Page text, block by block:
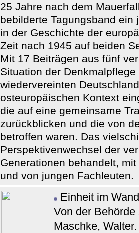
25 Jahre nach dem
bebilderte Tagungsband ein
in der Geschichte der
Zeit nach 1945 auf beiden
Mit 17 Beiträgen aus fünf
Situation der
wiedervereinten
osteuropäischen Kontext
die auf eine gemeinsame
zurückblicken und die von
betroffen waren. Das
Perspektivenwechsel der
Generationen behandelt,
und von jungen Fachleuten.
Einheit im
Von der
Maschke,